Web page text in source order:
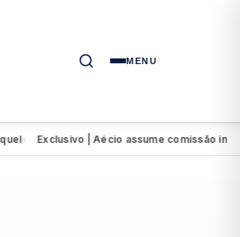
MENU
Exclusivo | Aécio assume comissão